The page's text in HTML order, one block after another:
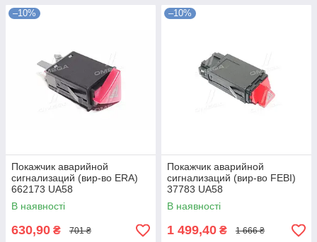
–10%
Покажчик аварийной
сигнализаций (вир-во ERA)
662173 UA58
В наявності
630,90 ₴ 701 ₴
–10%
Покажчик аварийной
сигнализаций (вир-во FEBI)
37783 UA58
В наявності
1 499,40 ₴ 1 666 ₴